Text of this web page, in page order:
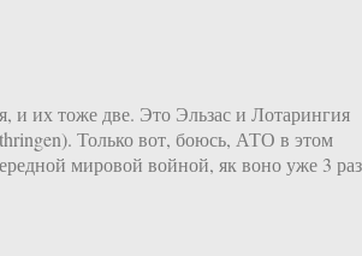
и их тоже две. Это Эльзас и Лотарингия
Только вот, боюсь, АТО в этом
мировой войной, як воно уже 3